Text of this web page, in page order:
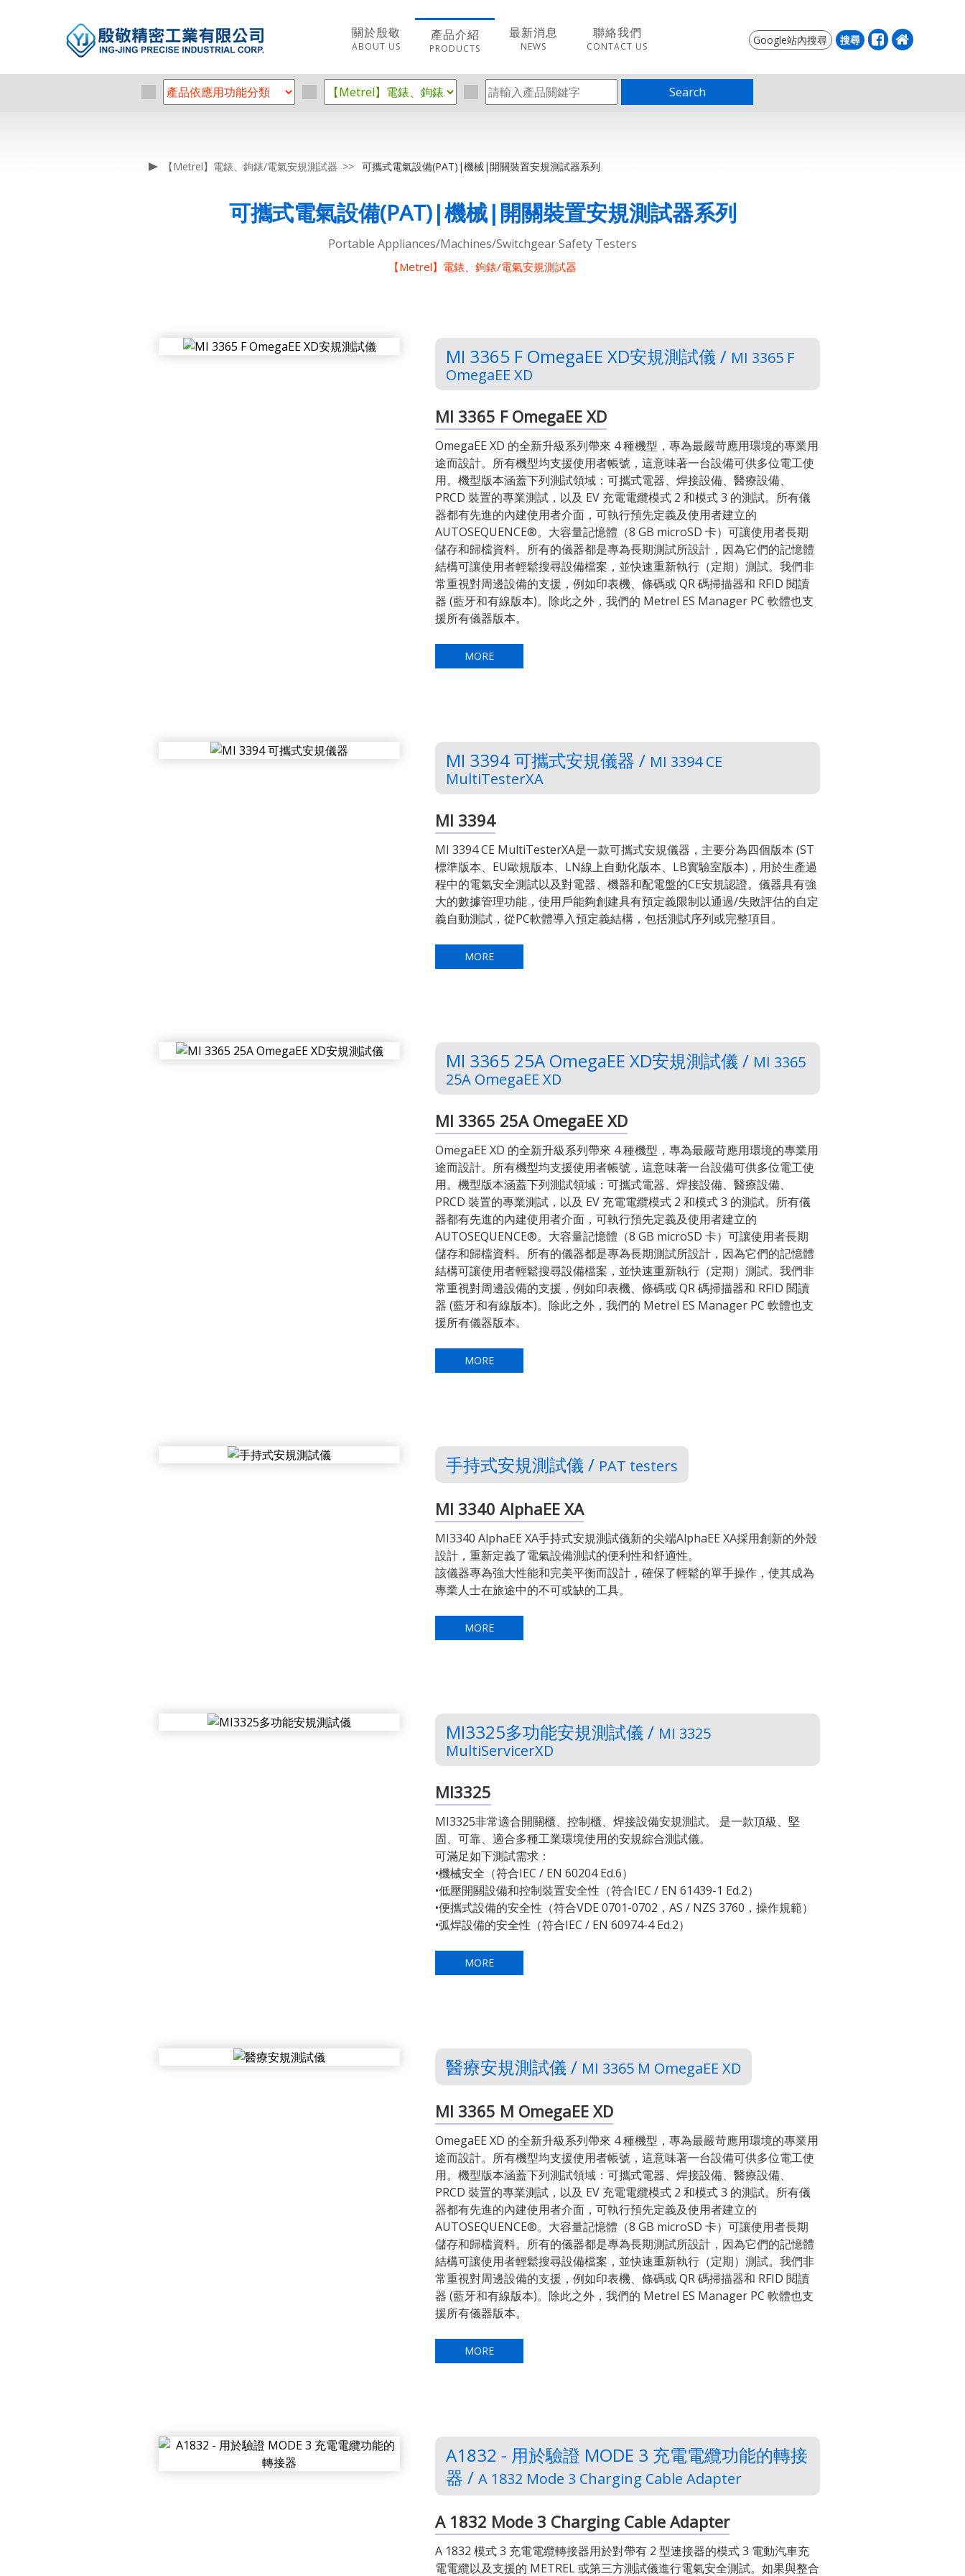
關於殷敬
ABOUT US
產品介紹
PRODUCTS
最新消息
NEWS
聯絡我們
CONTACT US
Search
【Metrel】電錶、鉤錶/電氣安規測試器 可攜式電氣設備(PAT)|機械|開關裝置安規測試器系列
可攜式電氣設備(PAT)|機械|開關裝置安規測試器系列
Portable Appliances/Machines/Switchgear Safety Testers
【Metrel】電錶、鉤錶/電氣安規測試器
MI 3365 F OmegaEE XD安規測試儀 / MI 3365 F
OmegaEE XD
MI 3365 F OmegaEE XD
OmegaEE XD 的全新升級系列帶來 4 種機型，專為最嚴苛應用環境的專業用
途而設計。所有機型均支援使用者帳號，這意味著一台設備可供多位電工使
用。機型版本涵蓋下列測試領域：可攜式電器、焊接設備、醫療設備、
PRCD 裝置的專業測試，以及 EV 充電電纜模式 2 和模式 3 的測試。所有儀
器都有先進的內建使用者介面，可執行預先定義及使用者建立的
AUTOSEQUENCE®。大容量記憶體（8 GB microSD 卡）可讓使用者長期
儲存和歸檔資料。所有的儀器都是專為長期測試所設計，因為它們的記憶體
結構可讓使用者輕鬆搜尋設備檔案，並快速重新執行（定期）測試。我們非
常重視對周邊設備的支援，例如印表機、條碼或 QR 碼掃描器和 RFID 閱讀
器 (藍牙和有線版本)。除此之外，我們的 Metrel ES Manager PC 軟體也支
援所有儀器版本。
MORE
MI 3394 可攜式安規儀器 / MI 3394 CE
MultiTesterXA
MI 3394
MI 3394 CE MultiTesterXA是一款可攜式安規儀器，主要分為四個版本 (ST
標準版本、EU歐規版本、LN線上自動化版本、LB實驗室版本)，用於生產過
程中的電氣安全測試以及對電器、機器和配電盤的CE安規認證。儀器具有強
大的數據管理功能，使用戶能夠創建具有預定義限制以通過/失敗評估的自定
義自動測試，從PC軟體導入預定義結構，包括測試序列或完整項目。
MORE
MI 3365 25A OmegaEE XD安規測試儀 / MI 3365
25A OmegaEE XD
MI 3365 25A OmegaEE XD
OmegaEE XD 的全新升級系列帶來 4 種機型，專為最嚴苛應用環境的專業用
途而設計。所有機型均支援使用者帳號，這意味著一台設備可供多位電工使
用。機型版本涵蓋下列測試領域：可攜式電器、焊接設備、醫療設備、
PRCD 裝置的專業測試，以及 EV 充電電纜模式 2 和模式 3 的測試。所有儀
器都有先進的內建使用者介面，可執行預先定義及使用者建立的
AUTOSEQUENCE®。大容量記憶體（8 GB microSD 卡）可讓使用者長期
儲存和歸檔資料。所有的儀器都是專為長期測試所設計，因為它們的記憶體
結構可讓使用者輕鬆搜尋設備檔案，並快速重新執行（定期）測試。我們非
常重視對周邊設備的支援，例如印表機、條碼或 QR 碼掃描器和 RFID 閱讀
器 (藍牙和有線版本)。除此之外，我們的 Metrel ES Manager PC 軟體也支
援所有儀器版本。
MORE
手持式安規測試儀 / PAT testers
MI 3340 AlphaEE XA
MI3340 AlphaEE XA手持式安規測試儀新的尖端AlphaEE XA採用創新的外殼
設計，重新定義了電氣設備測試的便利性和舒適性。
該儀器專為強大性能和完美平衡而設計，確保了輕鬆的單手操作，使其成為
專業人士在旅途中的不可或缺的工具。
MORE
MI3325多功能安規測試儀 / MI 3325
MultiServicerXD
MI3325
MI3325非常適合開關櫃、控制櫃、焊接設備安規測試。 是一款頂級、堅
固、可靠、適合多種工業環境使用的安規綜合測試儀。
可滿足如下測試需求：
•機械安全（符合IEC / EN 60204 Ed.6）
•低壓開關設備和控制裝置安全性（符合IEC / EN 61439-1 Ed.2）
•便攜式設備的安全性（符合VDE 0701-0702，AS / NZS 3760，操作規範）
•弧焊設備的安全性（符合IEC / EN 60974-4 Ed.2）
MORE
醫療安規測試儀 / MI 3365 M OmegaEE XD
MI 3365 M OmegaEE XD
OmegaEE XD 的全新升級系列帶來 4 種機型，專為最嚴苛應用環境的專業用
途而設計。所有機型均支援使用者帳號，這意味著一台設備可供多位電工使
用。機型版本涵蓋下列測試領域：可攜式電器、焊接設備、醫療設備、
PRCD 裝置的專業測試，以及 EV 充電電纜模式 2 和模式 3 的測試。所有儀
器都有先進的內建使用者介面，可執行預先定義及使用者建立的
AUTOSEQUENCE®。大容量記憶體（8 GB microSD 卡）可讓使用者長期
儲存和歸檔資料。所有的儀器都是專為長期測試所設計，因為它們的記憶體
結構可讓使用者輕鬆搜尋設備檔案，並快速重新執行（定期）測試。我們非
常重視對周邊設備的支援，例如印表機、條碼或 QR 碼掃描器和 RFID 閱讀
器 (藍牙和有線版本)。除此之外，我們的 Metrel ES Manager PC 軟體也支
援所有儀器版本。
MORE
A1832 - 用於驗證 MODE 3 充電電纜功能的轉接
器 /A 1832 Mode 3 Charging Cable Adapter
A 1832 Mode 3 Charging Cable Adapter
A 1832 模式 3 充電電纜轉接器用於對帶有 2 型連接器的模式 3 電動汽車充
電電纜以及支援的 METREL 或第三方測試儀進行電氣安全測試。如果與整合